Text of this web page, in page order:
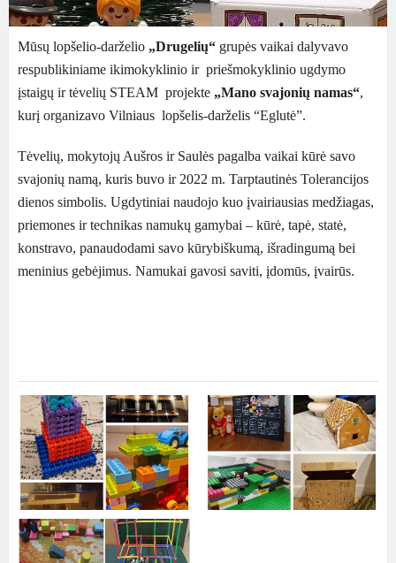
Mūsų lopšelio-darželio „Drugelių“ grupės vaikai dalyvavo
respublikiniame ikimokyklinio ir priešmokyklinio ugdymo
įstaigų ir tėvelių STEAM projekte „Mano svajonių namas“,
kurį organizavo Vilniaus lopšelis-darželis “Eglutė”.
Tėvelių, mokytojų Aušros ir Saulės pagalba vaikai kūrė savo
svajonių namą, kuris buvo ir 2022 m. Tarptautinės Tolerancijos
dienos simbolis. Ugdytiniai naudojo kuo įvairiausias medžiagas,
priemones ir technikas namukų gamybai – kūrė, tapė, statė,
konstravo, panaudodami savo kūrybiškumą, išradingumą bei
meninius gebėjimus. Namukai gavosi saviti, įdomūs, įvairūs.